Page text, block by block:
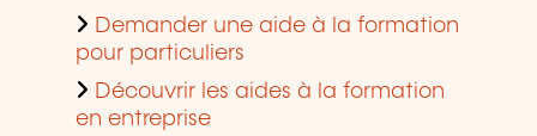
Demander une aide à la formation
pour particuliers
Découvrir les aides à la formation
en entreprise